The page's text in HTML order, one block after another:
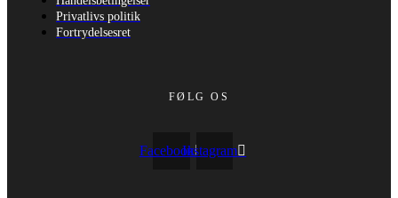
Privatlivs politik
Fortrydelsesret
FØLG OS
FacebookInstagram